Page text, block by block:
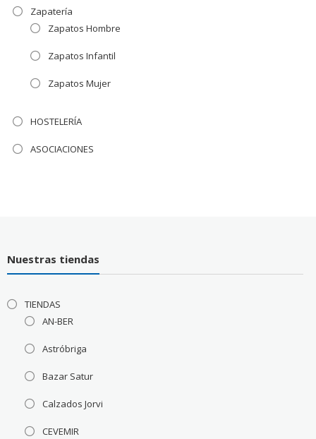
Zapatería
Zapatos Hombre
Zapatos Infantil
Zapatos Mujer
HOSTELERÍA
ASOCIACIONES
Nuestras tiendas
TIENDAS
AN-BER
Astróbriga
Bazar Satur
Calzados Jorvi
CEVEMIR